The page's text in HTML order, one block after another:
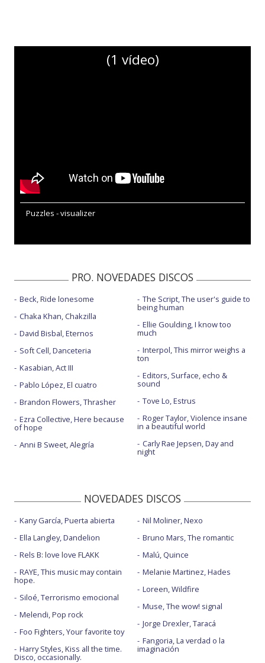
(1 vídeo)
Puzzles - visualizer
PRO. NOVEDADES DISCOS
Beck, Ride lonesome
Chaka Khan, Chakzilla
David Bisbal, Eternos
Soft Cell, Danceteria
Kasabian, Act III
Pablo López, El cuatro
Brandon Flowers, Thrasher
Ezra Collective, Here because
of hope
Anni B Sweet, Alegría
The Script, The user's guide to
being human
Ellie Goulding, I know too
much
Interpol, This mirror weighs a
ton
Editors, Surface, echo &
sound
Tove Lo, Estrus
Roger Taylor, Violence insane
in a beautiful world
Carly Rae Jepsen, Day and
night
NOVEDADES DISCOS
Kany García, Puerta abierta
Ella Langley, Dandelion
Rels B: love love FLAKK
RAYE, This music may contain
hope.
Siloé, Terrorismo emocional
Melendi, Pop rock
Foo Fighters, Your favorite toy
Harry Styles, Kiss all the time.
Disco, occasionally.
Nil Moliner, Nexo
Bruno Mars, The romantic
Malú, Quince
Melanie Martinez, Hades
Loreen, Wildfire
Muse, The wow! signal
Jorge Drexler, Taracá
Fangoria, La verdad o la
imaginación